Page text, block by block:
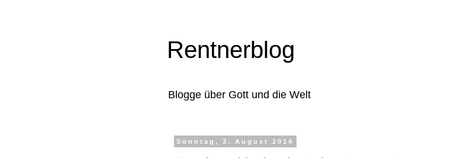
Rentnerblog
Blogge über Gott und die Welt
Sonntag, 3. August 2014